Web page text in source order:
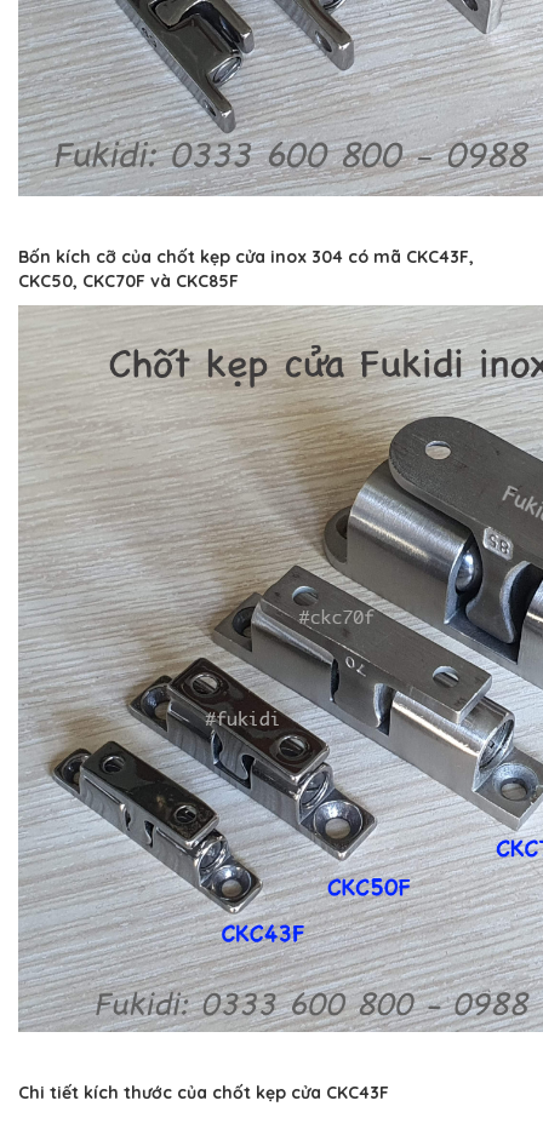
Bốn kích cỡ của chốt kẹp cửa inox 304 có mã CKC43F,
CKC50, CKC70F và CKC85F
Chi tiết kích thước của chốt kẹp cửa CKC43F